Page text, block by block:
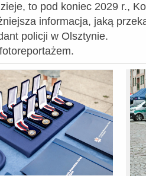
to pod koniec 2029 r.,
informacja, jaką
policji w Olsztynie.